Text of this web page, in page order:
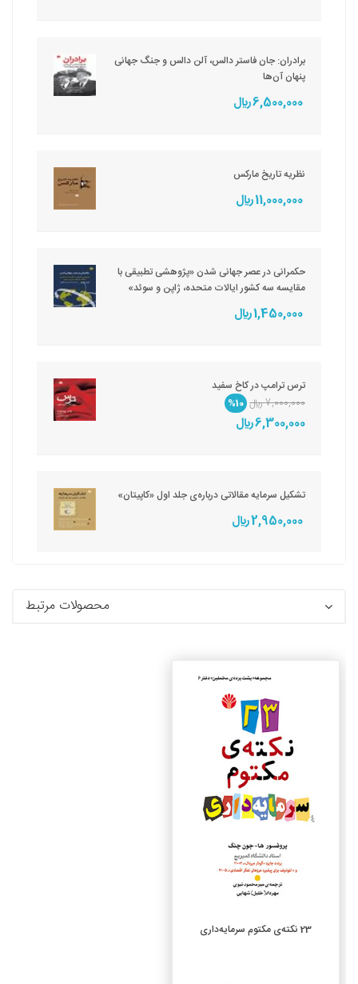
برادران: جان فاستر دالس، آلن دالس و جنگ جهانی
پنهان آن‌ها
6,500,000 ريال
نظریه تاریخ مارکس
11,000,000 ريال
حکمرانی در عصر جهانی شدن «پژوهشی تطبیقی با
مقایسه سه کشور ایالات متحده، ژاپن و سوئد»
1,450,000 ريال
ترس ترامپ در کاخ سفید
7,000,000 ريال
%10
6,300,000 ريال
تشکیل سرمایه مقالاتی درباره‌ی جلد اول «کاپیتان»
2,950,000 ريال
محصولات مرتبط
افزودن به سبد خرید 23 نکته‌ی مکتوم سرمایه‌داری